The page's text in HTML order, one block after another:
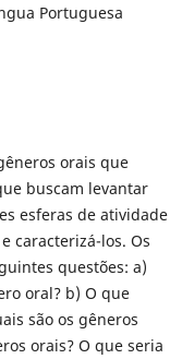
Portuguesa
orais que
buscam levantar
esferas de atividade
caracterizá-los. Os
questões: a)
oral? b) O que
são os gêneros
orais? O que seria